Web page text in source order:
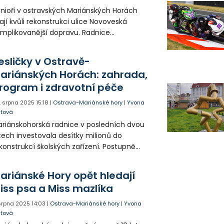
v ostravských Mariánských Horách
kvůli rekonstrukci ulice Novoveská
dopravu. Radnice
v Ostravě-
Horách: zahrada,
i zdravotní péče
srpna 2025 15:18 | Ostrava-Mariánské hory |Yvona
radnice v posledních dvou
investovala desítky milionů do
školských zařízení. Postupně
v ní sídlí.
Hory opět hledají
psa a Miss mazlíka
2025 14:03 | Ostrava-Mariánské hory |Yvona